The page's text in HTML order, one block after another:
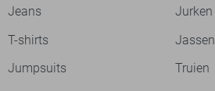
Jeans
Jurken
T-shirts
Jassen
Jumpsuits
Truien